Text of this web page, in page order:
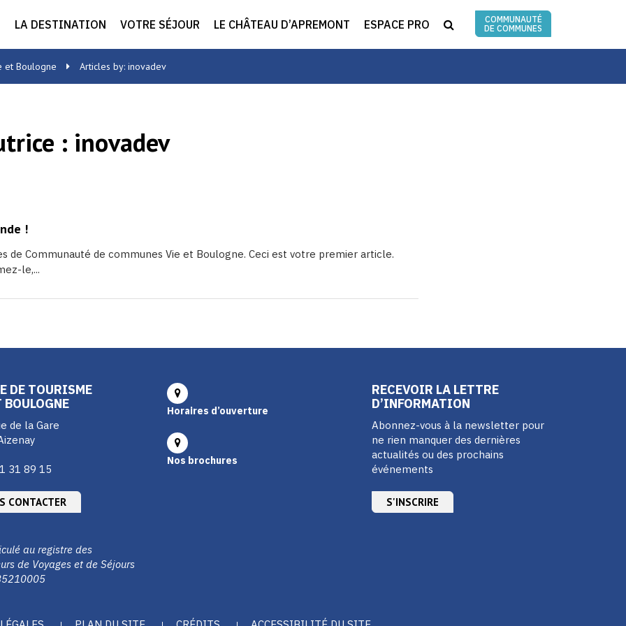
LA DESTINATION VOTRE SÉJOUR LE CHÂTEAU D’APREMONT ESPACE PRO RECHERCHE
COMMUNAUTÉ
DE COMMUNES
et Boulogne Articles by: inovadev
: inovadev
!
de Communauté de communes Vie et Boulogne. Ceci est votre premier article.
le,...
DE TOURISME
de la Gare
31 89 15
CONTACTER
au registre des
de Voyages et de Séjours
Horaires d’ouverture
Nos brochures
RECEVOIR LA LETTRE
D’INFORMATION
Abonnez-vous à la newsletter pour
ne rien manquer des dernières
actualités ou des prochains
événements
S'INSCRIRE